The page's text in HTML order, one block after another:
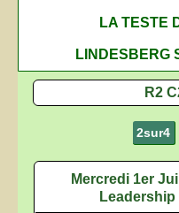
LA TESTE
LINDESBERG
R2
2sur4
Mercredi 1er
Leadership